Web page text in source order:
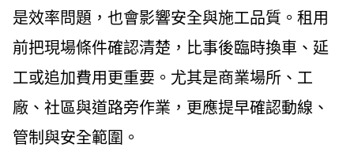
是效率問題，也會影響安全與施工品質。租用
前把現場條件確認清楚，比事後臨時換車、延
工或追加費用更重要。尤其是商業場所、工
廠、社區與道路旁作業，更應提早確認動線、
管制與安全範圍。